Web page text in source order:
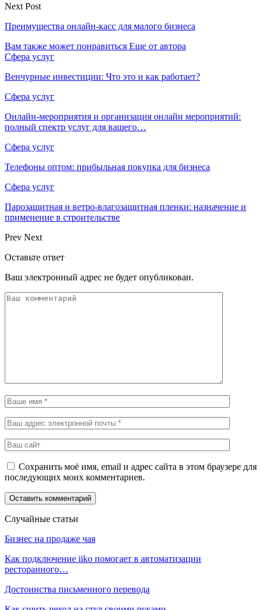
Next Post
Преимущества онлайн-касс для малого бизнеса
Вам также может понравиться Еще от автора
Сфера услуг
Венчурные инвестиции: Что это и как работает?
Сфера услуг
Онлайн-мероприятия и организация онлайн мероприятий:
полный спектр услуг для вашего…
Сфера услуг
Телефоны оптом: прибыльная покупка для бизнеса
Сфера услуг
Парозащитная и ветро-влагозащитная пленки: назначение и
применение в строительстве
Prev Next
Оставьте ответ
Ваш электронный адрес не будет опубликован.
Сохранить моё имя, email и адрес сайта в этом браузере для
последующих моих комментариев.
Случайные статьи
Бизнес на продаже чая
Как подключение iiko помогает в автоматизации
ресторанного…
Достоинства письменного перевода